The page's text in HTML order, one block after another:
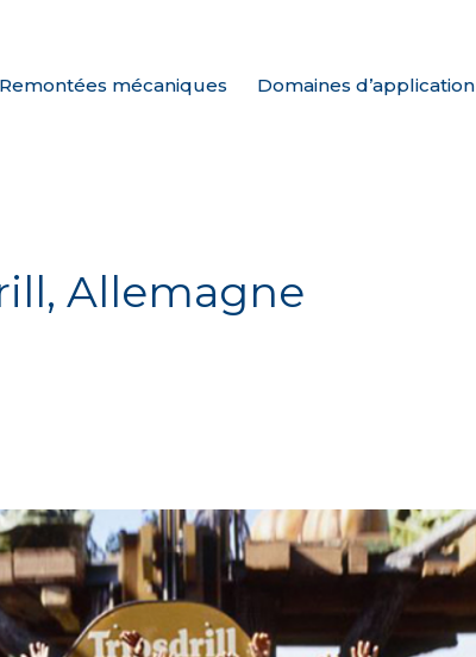
Remontées mécaniques Domaines d’application
Allemagne